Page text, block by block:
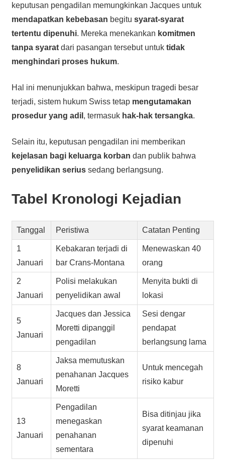
keputusan pengadilan memungkinkan Jacques untuk
mendapatkan kebebasan begitu syarat-syarat
tertentu dipenuhi. Mereka menekankan komitmen
tanpa syaratdari pasangan tersebut untuk tidak
menghindari proses hukum.
Hal ini menunjukkan bahwa, meskipun tragedi besar
terjadi, sistem hukum Swiss tetap mengutamakan
prosedur yang adil , termasuk hak-hak tersangka.
Selain itu, keputusan pengadilan ini memberikan
kejelasan bagi keluarga korban dan publik bahwa
penyelidikan seriussedang berlangsung.
Tabel Kronologi Kejadian
Tanggal Peristiwa Catatan Penting
1
Januari
Kebakaran terjadi di
bar Crans-Montana
Menewaskan 40
orang
2
Januari
Polisi melakukan
penyelidikan awal
Menyita bukti di
lokasi
5
Januari
Jacques dan Jessica
Moretti dipanggil
pengadilan
Sesi dengar
pendapat
berlangsung lama
8
Januari
Jaksa memutuskan
penahanan Jacques
Moretti
Untuk mencegah
risiko kabur
13
Januari
Pengadilan
menegaskan
penahanan
sementara
Bisa ditinjau jika
syarat keamanan
dipenuhi